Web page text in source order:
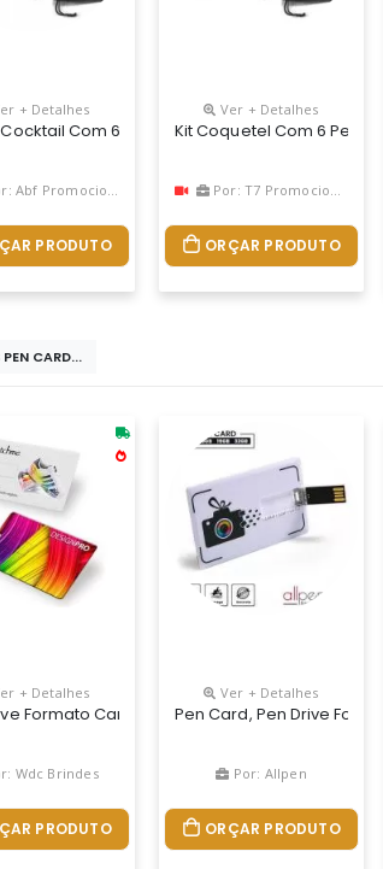
+ Detalhes
Com 6 Peças Em Aço Inox: Um Shaker
Abf Promocional
PRODUTO
Ver + Detalhes
Kit Coquetel Com 6
Por: T7 Promocional
ORÇAR PRODUTO
CARD...
+ Detalhes
Formato Cartão De Credito (pen Card).
Wdc Brindes
PRODUTO
Ver + Detalhes
Pen Card, Pen Drive
Por: Allpen
ORÇAR PRODUTO